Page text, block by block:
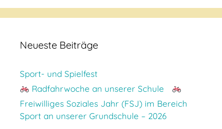
Neueste Beiträge
Sport- und Spielfest
Radfahrwoche an unserer Schule
Freiwilliges Soziales Jahr (FSJ) im Bereich
Sport an unserer Grundschule – 2026